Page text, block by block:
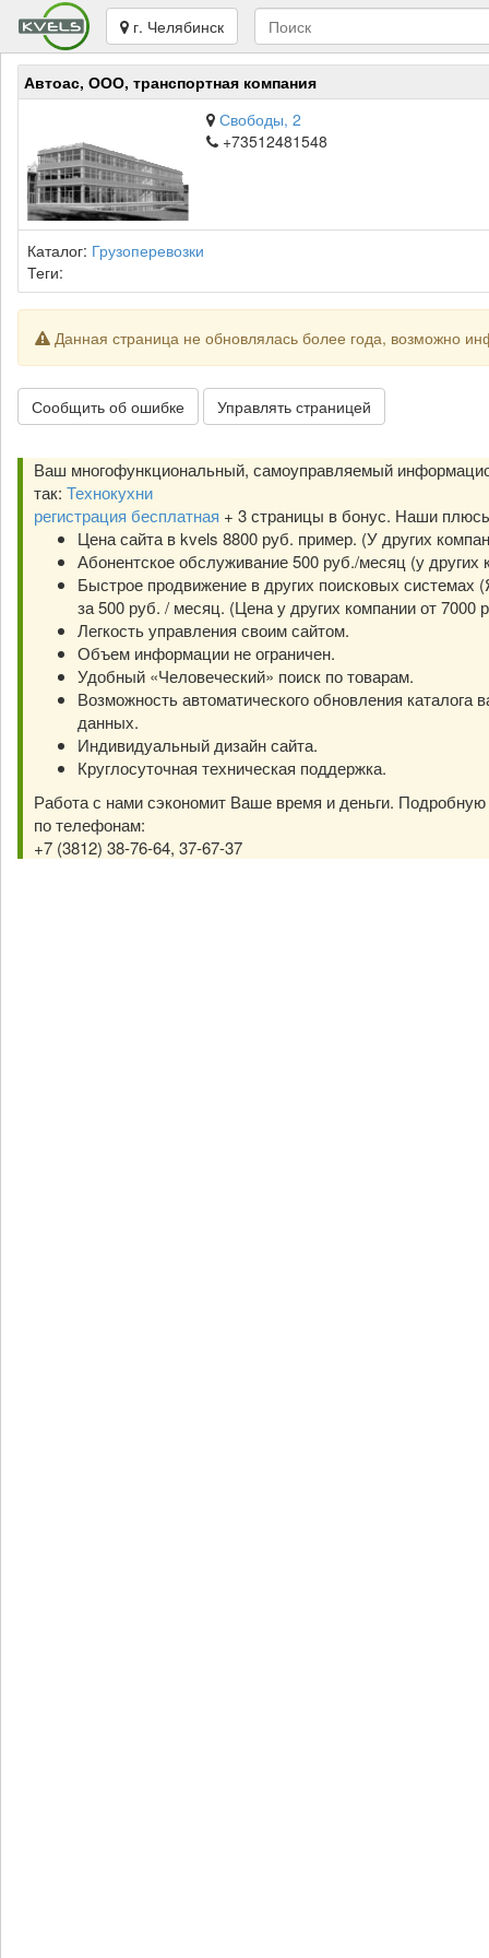
г. Челябинск
Автоас, ООО, транспортная компания
Свободы, 2
+73512481548
Каталог: Грузоперевозки
Теги:
Данная страница не обновлялась более года, возможно
Сообщить об ошибке Управлять страницей
Ваш многофункциональный, самоуправляемый
так: Технокухни
регистрация бесплатная + 3 страницы в бонус. Наши
Цена сайта в kvels 8800 руб. пример. (У других
Абонентское обслуживание 500 руб./месяц (у других
Быстрое продвижение в других поисковых системах
за 500 руб. / месяц. (Цена у других компании от 7000
Легкость управления своим сайтом.
Объем информации не ограничен.
Удобный «Человеческий» поиск по товарам.
Возможность автоматического обновления каталога
данных.
Индивидуальный дизайн сайта.
Круглосуточная техническая поддержка.
Работа с нами сэкономит Ваше время и деньги.
по телефонам:
+7 (3812) 38-76-64, 37-67-37